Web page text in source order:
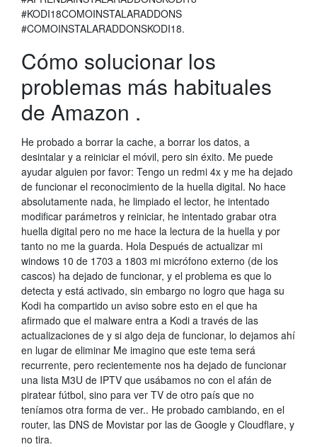
#KODI18COMOINSTALARADDONS
#COMOINSTALARADDONSKODI18.
Cómo solucionar los
problemas más habituales
de Amazon .
He probado a borrar la cache, a borrar los datos, a
desintalar y a reiniciar el móvil, pero sin éxito. Me puede
ayudar alguien por favor: Tengo un redmi 4x y me ha dejado
de funcionar el reconocimiento de la huella digital. No hace
absolutamente nada, he limpiado el lector, he intentado
modificar parámetros y reiniciar, he intentado grabar otra
huella digital pero no me hace la lectura de la huella y por
tanto no me la guarda. Hola Después de actualizar mi
windows 10 de 1703 a 1803 mi micrófono externo (de los
cascos) ha dejado de funcionar, y el problema es que lo
detecta y está activado, sin embargo no logro que haga su
Kodi ha compartido un aviso sobre esto en el que ha
afirmado que el malware entra a Kodi a través de las
actualizaciones de y si algo deja de funcionar, lo dejamos ahí
en lugar de eliminar Me imagino que este tema será
recurrente, pero recientemente nos ha dejado de funcionar
una lista M3U de IPTV que usábamos no con el afán de
piratear fútbol, sino para ver TV de otro país que no
teníamos otra forma de ver.. He probado cambiando, en el
router, las DNS de Movistar por las de Google y Cloudflare, y
no tira.